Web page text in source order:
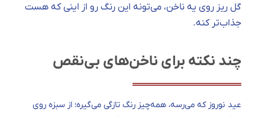
گل ریز روی یه ناخن، می‌تونه این رنگ رو از اینی که هست
جذاب‌تر کنه.
چند نکته برای ناخن‌های بی‌نقص
عید نوروز که می‌رسه، همه‌چیز رنگ تازگی می‌گیره؛ از سبزه روی